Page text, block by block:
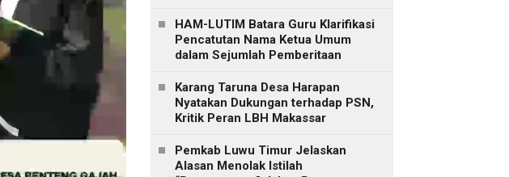
HAM-LUTIM Batara Guru Klarifikasi
Pencatutan Nama Ketua Umum
dalam Sejumlah Pemberitaan
Karang Taruna Desa Harapan
Nyatakan Dukungan terhadap PSN,
Kritik Peran LBH Makassar
Pemkab Luwu Timur Jelaskan
Alasan Menolak Istilah